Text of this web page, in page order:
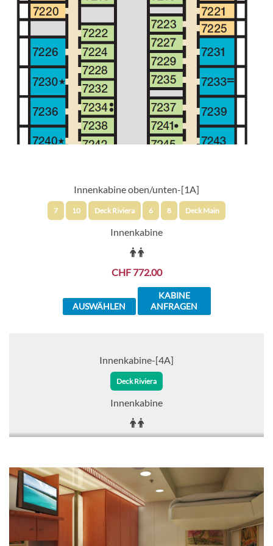
Innenkabine oben/unten-[1A]
7 10 Deck Riviera 6 8 Deck Main
Innenkabine
CHF 772.00
AUSWÄHLEN
KABINE
ANFRAGEN
Innenkabine-[4A]
Deck Riviera
Innenkabine
AUSWÄHLEN
KABINE
ANFRAGEN